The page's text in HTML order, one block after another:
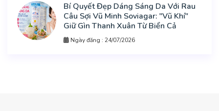
Bí Quyết Đẹp Dáng Sáng Da Với Rau
Câu Sợi Vũ Minh Soviagar: "Vũ Khí"
Giữ Gìn Thanh Xuân Từ Biển Cả
Ngày đăng : 24/07/2026